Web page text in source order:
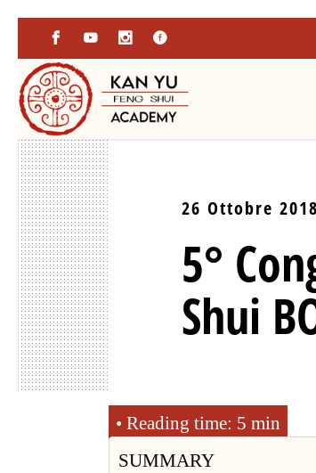
26 Ottobre 2018
5°
Shui
SUMMARY